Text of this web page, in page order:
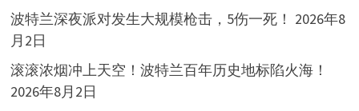
波特兰深夜派对发生大规模枪击，5伤一死！ 2026年8
月2日
滚滚浓烟冲上天空！波特兰百年历史地标陷火海！
2026年8月2日